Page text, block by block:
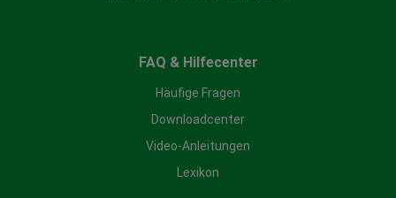
FAQ & Hilfecenter
Häufige Fragen
Downloadcenter
Video-Anleitungen
Lexikon